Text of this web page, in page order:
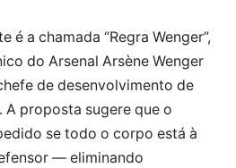
é a chamada “Regra Wenger”,
do Arsenal Arsène Wenger
de desenvolvimento de
A proposta sugere que o
se todo o corpo está à
— eliminando